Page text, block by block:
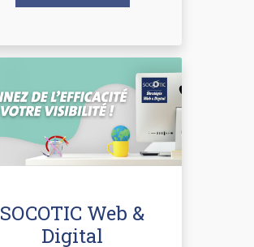
SOCOTIC Web &
Digital